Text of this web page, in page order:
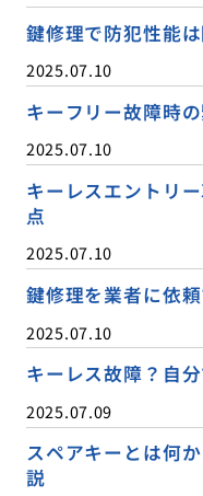
鍵修理で防犯性能
2025.07.10
キーフリー故障時
2025.07.10
キーレスエントリ
点
2025.07.10
鍵修理を業者に依
2025.07.10
キーレス故障？自
2025.07.09
スペアキーとは何
説